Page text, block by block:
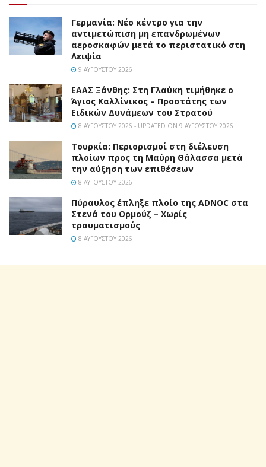
Γερμανία: Νέο κέντρο για την
αντιμετώπιση μη επανδρωμένων
αεροσκαφών μετά το περιστατικό στη
Λειψία
9 ΑΥΓΟΎΣΤΟΥ 2026
EAAΣ Ξάνθης: Στη Γλαύκη τιμήθηκε ο
Άγιος Καλλίνικος – Προστάτης των
Ειδικών Δυνάμεων του Στρατού
8 ΑΥΓΟΎΣΤΟΥ 2026 - UPDATED ON 9 ΑΥΓΟΎΣΤΟΥ 2026
Τουρκία: Περιορισμοί στη διέλευση
πλοίων προς τη Μαύρη Θάλασσα μετά
την αύξηση των επιθέσεων
8 ΑΥΓΟΎΣΤΟΥ 2026
Πύραυλος έπληξε πλοίο της ADNOC στα
Στενά του Ορμούζ – Χωρίς
τραυματισμούς
8 ΑΥΓΟΎΣΤΟΥ 2026